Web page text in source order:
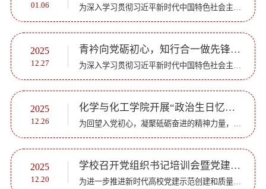
01.06 为深入学习贯彻习近平新时代中国特色社会主义思想，扎实推进青年思想政治引领与全面发展工作，近期，物理与电子工程学院成功开展党员先锋月系列活动。党建引领明方向，先锋榜样树标杆学院紧扣青年党员成长规律与...
2025
12.27
青衿向党砺初心，知行合一做先锋——物理与电子工程学院成功举办党员先锋论坛
为深入学习贯彻习近平新时代中国特色社会主义思想，充分发挥党员先锋模范作用，引导入党积极分子以先进为标杆，坚定理想信念，锤炼过硬本领，物理与电子工程学院于12月26日举办党员先锋论坛。学院副院长刘萌、团...
2025
12.26
化学与化工学院开展“政治生日忆初心，砥砺奋进新征程”主题党日活动
为回望入党初心，凝聚砥砺奋进的精神力量，12月25日下午，化学与化工学院在二号实验楼B310会议室开展“政治生日忆初心，砥砺奋进新征程”主题党日活动。学院党委书记巩磊、教师党支部书记、近三年新进教师党员、...
2025
12.20
学校召开党组织书记培训会暨党建“双创”品牌建设示范研讨会
为进一步推进新时代高校党建示范创建和质量创优工作，12月19日，学校在章丘校区第二学术报告厅召开党组织书记培训会暨党建“双创”品牌建设示范研讨会。学校党委委员、组织部部长宗美娟主持会议并讲话。研讨会上...